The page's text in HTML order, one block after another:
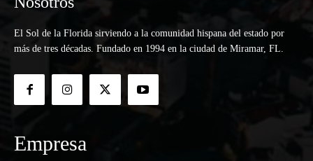
El Sol de la Florida sirviendo a la comunidad hispana del estado por
más de tres décadas. Fundado en 1994 en la ciudad de Miramar, FL.
Empresa